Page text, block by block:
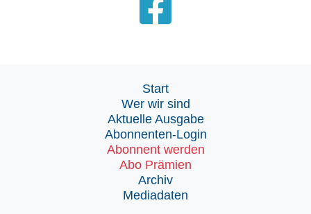
Start
Wer wir sind
Aktuelle Ausgabe
Abonnenten-Login
Abonnent werden
Abo Prämien
Archiv
Mediadaten